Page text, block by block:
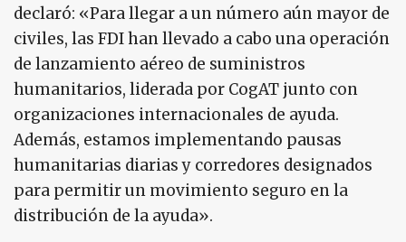
declaró: «Para llegar a un número aún mayor de
civiles, las FDI han llevado a cabo una operación
de lanzamiento aéreo de suministros
humanitarios, liderada por CogAT junto con
organizaciones internacionales de ayuda.
Además, estamos implementando pausas
humanitarias diarias y corredores designados
para permitir un movimiento seguro en la
distribución de la ayuda».